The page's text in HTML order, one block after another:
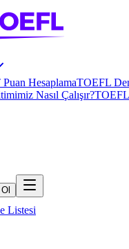
HesaplamaTOEFL
Nasıl Çalışır?
Listesi